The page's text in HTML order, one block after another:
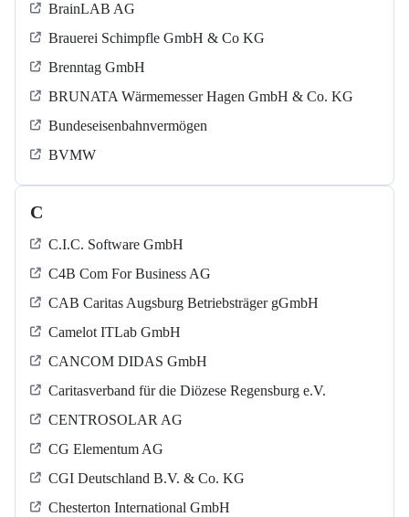
BrainLAB AG
Brauerei Schimpfle GmbH & Co KG
Brenntag GmbH
BRUNATA Wärmemesser Hagen GmbH & Co. KG
Bundeseisenbahnvermögen
BVMW
C
C.I.C. Software GmbH
C4B Com For Business AG
CAB Caritas Augsburg Betriebsträger gGmbH
Camelot ITLab GmbH
CANCOM DIDAS GmbH
Caritasverband für die Diözese Regensburg e.V.
CENTROSOLAR AG
CG Elementum AG
CGI Deutschland B.V. & Co. KG
Chesterton International GmbH